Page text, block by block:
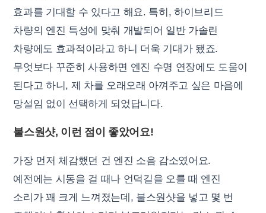
효과를 기대할 수 있다고 해요. 특히, 하이브리드
차량의 엔진 특성에 맞춰 개발되어 일반 가솔린
차량에도 효과적이라고 하니 더욱 기대가 됐죠.
무엇보다 꾸준히 사용하면 엔진 수명 연장에도 도움이
된다고 하니, 제 차를 오래오래 아껴주고 싶은 마음에
망설임 없이 선택하게 되었답니다.
불스원샷, 이런 점이 좋았어요!
가장 먼저 체감했던 건 엔진 소음 감소였어요.
예전에는 시동을 걸 때나 언덕길을 오를 때 엔진
소리가 꽤 크게 느껴졌는데, 불스원샷을 넣고 몇 번